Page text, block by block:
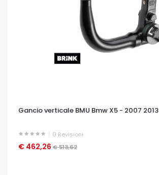
Gancio verticale BMU Bmw X5 - 2007 2013
0 Revisioni
€ 462,26 € 513,62
OCCHIATA VELOCE